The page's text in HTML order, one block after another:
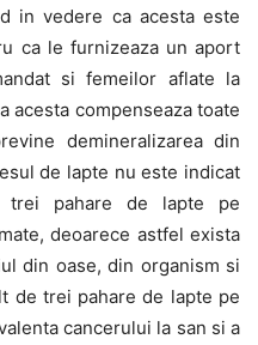
in vedere ca acesta este
ca le furnizeaza un aport
si femeilor aflate la
acesta compenseaza toate
demineralizarea din
de lapte nu este indicat
pahare de lapte pe
deoarece astfel exista
din oase, din organism si
de trei pahare de lapte pe
cancerului la san si a